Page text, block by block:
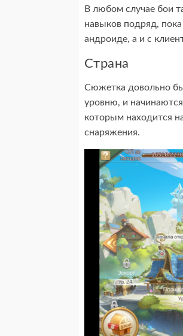
В любом случае бои
навыков подряд,
андроиде, а и с
Страна
Сюжетка довольно
уровню, и
которым находится
снаряжения.